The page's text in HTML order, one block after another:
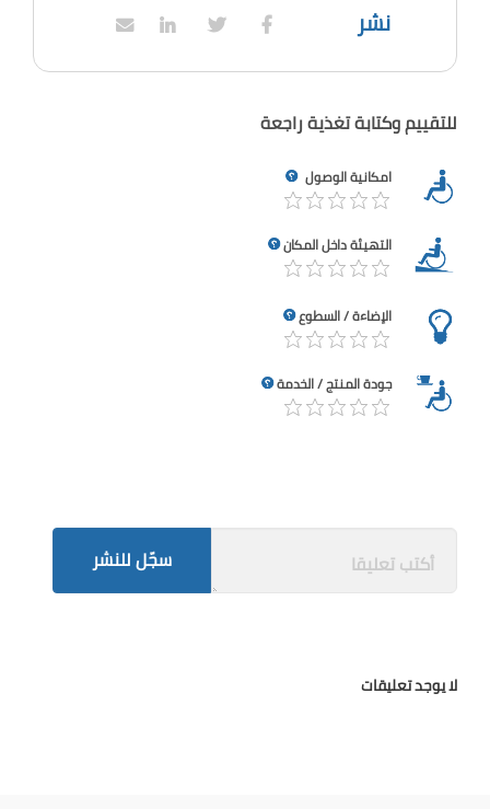
نشر
للتقييم وكتابة تغذية راجعة
امكانية الوصول
التهيئة داخل المكان
الإضاءة / السطوع
جودة المنتج / الخدمة
سجّل للنشر
لا يوجد تعليقات